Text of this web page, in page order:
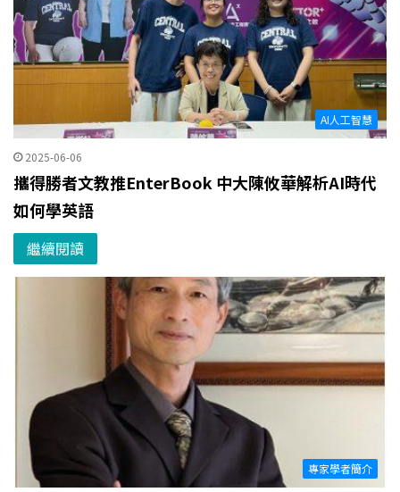
AI人工智慧
2025-06-06
攜得勝者文教推EnterBook 中大陳攸華解析AI時代
如何學英語
繼續閱讀
專家學者簡介